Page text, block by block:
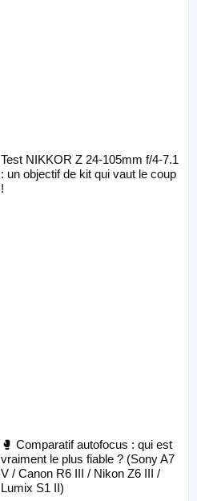
Test NIKKOR Z 24-105mm f/4-7.1
: un objectif de kit qui vaut le coup
!
🥊 Comparatif autofocus : qui est
vraiment le plus fiable ? (Sony A7
V / Canon R6 III / Nikon Z6 III /
Lumix S1 II)